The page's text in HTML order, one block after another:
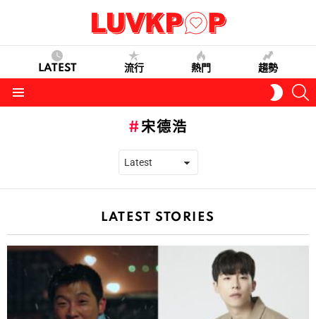
LATEST 流行 熱門 趨勢
SKIN
宋德浩
LATEST STORIES